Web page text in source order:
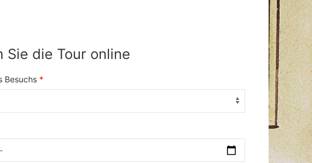
Sie die Tour online
Besuchs *